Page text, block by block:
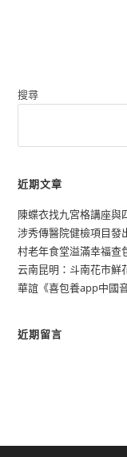
搜尋
近期文章
陳蝶衣找九宮格講座與
涉秀傳醫院健檢項目發
村老年食堂溢滿幸福查
云南昆明：斗南花市鮮
華誼《喜包養app中國
近期留言